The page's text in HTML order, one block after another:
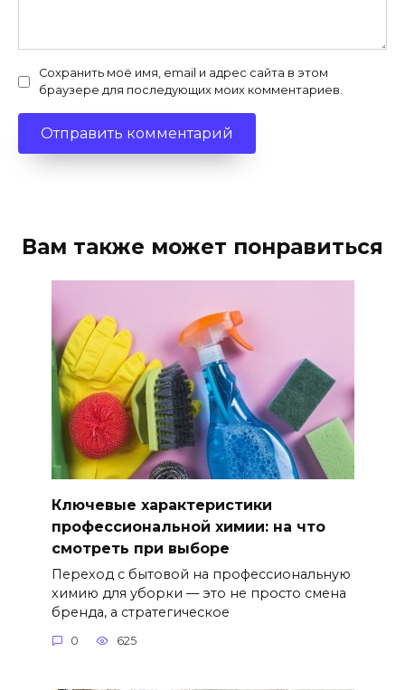
Сохранить моё имя, email и адрес сайта в этом
браузере для последующих моих комментариев.
Вам также может понравиться
Ключевые характеристики
профессиональной химии: на что
смотреть при выборе
Переход с бытовой на профессиональную
химию для уборки — это не просто смена
бренда, а стратегическое
0 625